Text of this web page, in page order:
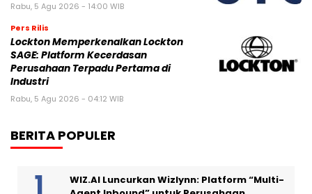
Rabu, 5 Agu 2026 - 14:00 WIB
Pers Rilis
Lockton Memperkenalkan Lockton
SAGE: Platform Kecerdasan
Perusahaan Terpadu Pertama di
Industri
Rabu, 5 Agu 2026 - 04:12 WIB
BERITA POPULER
WIZ.AI Luncurkan Wizlynn: Platform “Multi-